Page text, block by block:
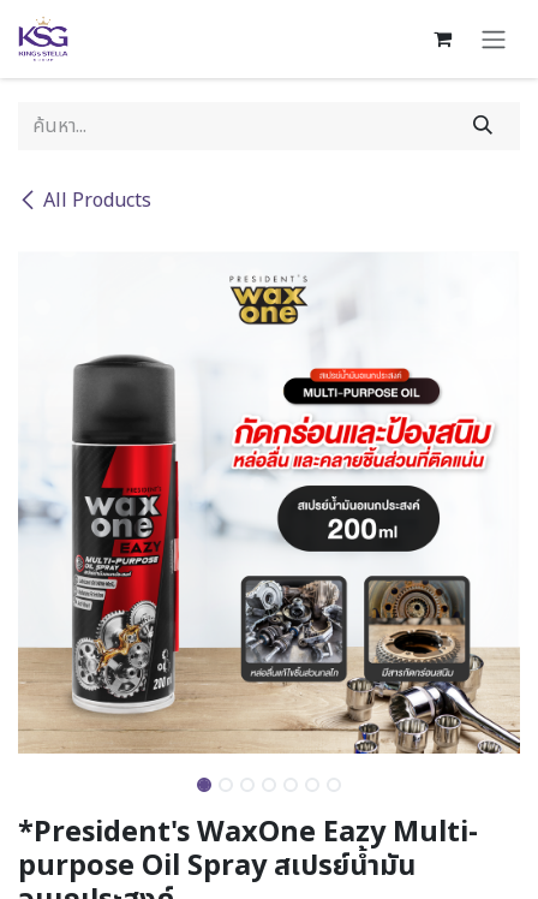
Skip to Content
All Products
*President's WaxOne Eazy Multi-
purpose Oil Spray สเปรย์น้ำมัน